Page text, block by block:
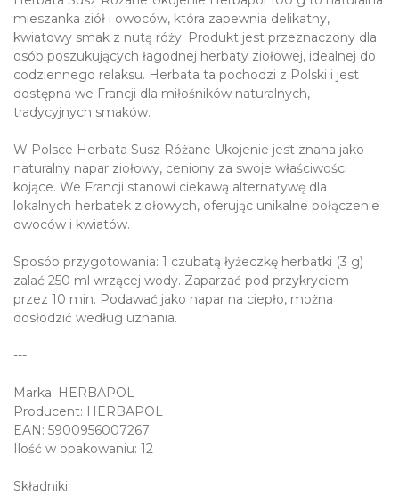
mieszanka ziół i owoców, która zapewnia delikatny,
kwiatowy smak z nutą róży. Produkt jest przeznaczony dla
osób poszukujących łagodnej herbaty ziołowej, idealnej do
codziennego relaksu. Herbata ta pochodzi z Polski i jest
dostępna we Francji dla miłośników naturalnych,
tradycyjnych smaków.
W Polsce Herbata Susz Różane Ukojenie jest znana jako
naturalny napar ziołowy, ceniony za swoje właściwości
kojące. We Francji stanowi ciekawą alternatywę dla
lokalnych herbatek ziołowych, oferując unikalne połączenie
owoców i kwiatów.
Sposób przygotowania: 1 czubatą łyżeczkę herbatki (3 g)
zalać 250 ml wrzącej wody. Zaparzać pod przykryciem
przez 10 min. Podawać jako napar na ciepło, można
dosłodzić według uznania.
---
Marka: HERBAPOL
Producent: HERBAPOL
EAN: 5900956007267
Ilość w opakowaniu: 12
Składniki: